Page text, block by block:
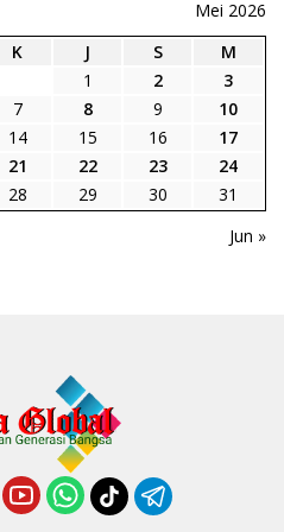
Mei 2026
K J S
M
1
2
3
7 8 9
10
14 15 16
17
21 22 23
24
28 29 30
31
Jun »